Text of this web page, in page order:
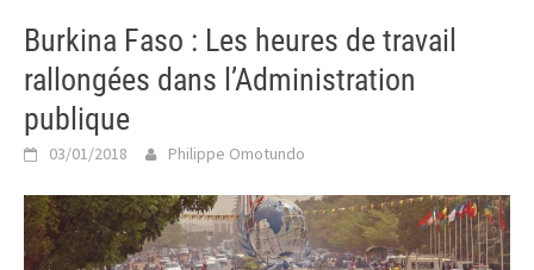
Burkina Faso : Les heures de travail
rallongées dans l’Administration
publique
03/01/2018 Philippe Omotundo